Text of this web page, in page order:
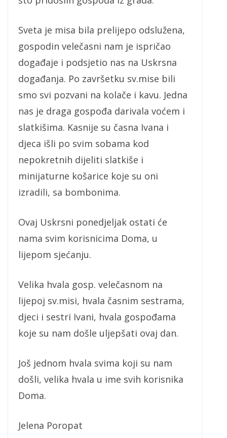
Sveta je misa bila prelijepo odslužena,
gospodin velečasni nam je ispričao
događaje i podsjetio nas na Uskrsna
događanja. Po završetku sv.mise bili
smo svi pozvani na kolače i kavu. Jedna
nas je draga gospođa darivala voćem i
slatkišima. Kasnije su časna Ivana i
djeca išli po svim sobama kod
nepokretnih dijeliti slatkiše i
minijaturne košarice koje su oni
izradili, sa bombonima.
Ovaj Uskrsni ponedjeljak ostati će
nama svim korisnicima Doma, u
lijepom sjećanju.
Velika hvala gosp. velečasnom na
lijepoj sv.misi, hvala časnim sestrama,
djeci i sestri Ivani, hvala gospođama
koje su nam došle uljepšati ovaj dan.
Još jednom hvala svima koji su nam
došli, velika hvala u ime svih korisnika
Doma.
Jelena Poropat